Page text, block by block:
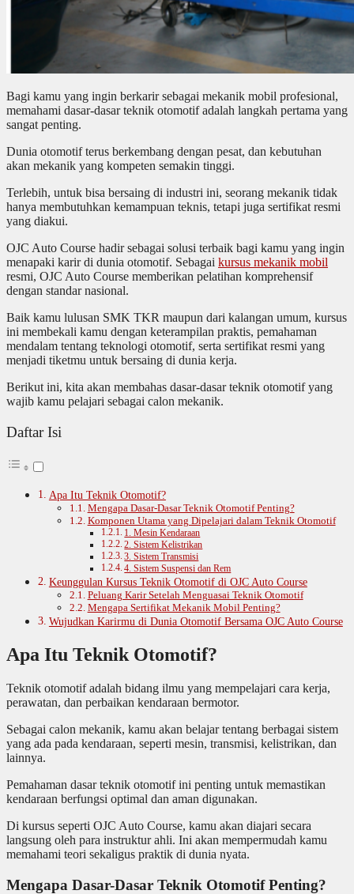
Bagi kamu yang ingin berkarir sebagai mekanik mobil profesional,
memahami dasar-dasar teknik otomotif adalah langkah pertama yang
sangat penting.
Dunia otomotif terus berkembang dengan pesat, dan kebutuhan
akan mekanik yang kompeten semakin tinggi.
Terlebih, untuk bisa bersaing di industri ini, seorang mekanik tidak
hanya membutuhkan kemampuan teknis, tetapi juga sertifikat resmi
yang diakui.
OJC Auto Course hadir sebagai solusi terbaik bagi kamu yang ingin
menapaki karir di dunia otomotif. Sebagai kursus mekanik mobil
resmi, OJC Auto Course memberikan pelatihan komprehensif
dengan standar nasional.
Baik kamu lulusan SMK TKR maupun dari kalangan umum, kursus
ini membekali kamu dengan keterampilan praktis, pemahaman
mendalam tentang teknologi otomotif, serta sertifikat resmi yang
menjadi tiketmu untuk bersaing di dunia kerja.
Berikut ini, kita akan membahas dasar-dasar teknik otomotif yang
wajib kamu pelajari sebagai calon mekanik.
Daftar Isi
Apa Itu Teknik Otomotif?
Mengapa Dasar-Dasar Teknik Otomotif Penting?
Komponen Utama yang Dipelajari dalam Teknik Otomotif
1. Mesin Kendaraan
2. Sistem Kelistrikan
3. Sistem Transmisi
4. Sistem Suspensi dan Rem
Keunggulan Kursus Teknik Otomotif di OJC Auto Course
Peluang Karir Setelah Menguasai Teknik Otomotif
Mengapa Sertifikat Mekanik Mobil Penting?
Wujudkan Karirmu di Dunia Otomotif Bersama OJC Auto Course
Apa Itu Teknik Otomotif?
Teknik otomotif adalah bidang ilmu yang mempelajari cara kerja,
perawatan, dan perbaikan kendaraan bermotor.
Sebagai calon mekanik, kamu akan belajar tentang berbagai sistem
yang ada pada kendaraan, seperti mesin, transmisi, kelistrikan, dan
lainnya.
Pemahaman dasar teknik otomotif ini penting untuk memastikan
kendaraan berfungsi optimal dan aman digunakan.
Di kursus seperti OJC Auto Course, kamu akan diajari secara
langsung oleh para instruktur ahli. Ini akan mempermudah kamu
memahami teori sekaligus praktik di dunia nyata.
Mengapa Dasar-Dasar Teknik Otomotif Penting?